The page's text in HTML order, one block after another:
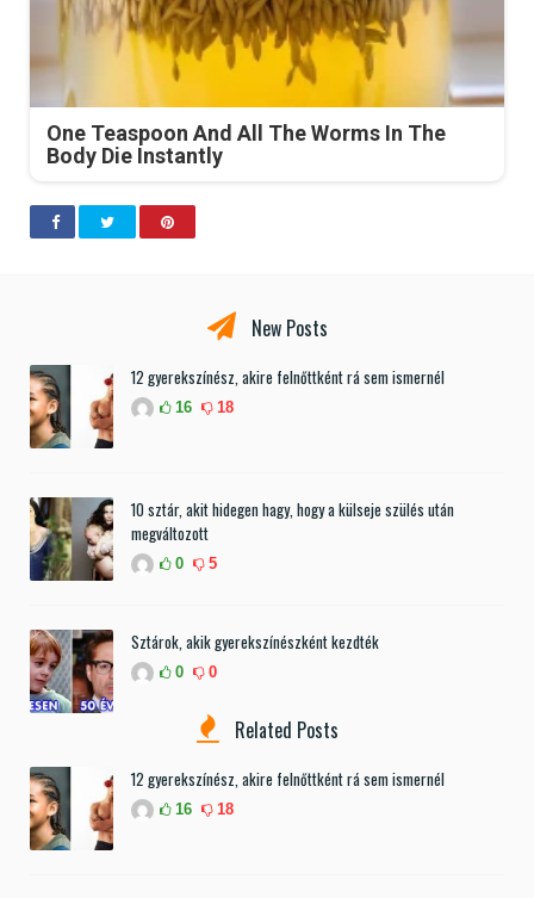
One Teaspoon And All The Worms In The
Body Die Instantly
New Posts
12 gyerekszínész, akire felnőttként rá sem ismernél
16 18
10 sztár, akit hidegen hagy, hogy a külseje szülés után
megváltozott
0 5
Sztárok, akik gyerekszínészként kezdték
0 0
Related Posts
12 gyerekszínész, akire felnőttként rá sem ismernél
16 18